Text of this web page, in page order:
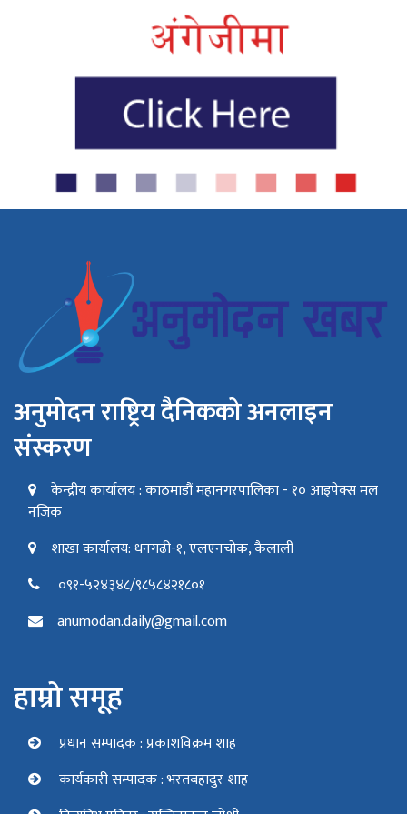
अनुमोदन राष्ट्रिय दैनिकको अनलाइन
संस्करण
केन्द्रीय कार्यालय : काठमाडौं महानगरपालिका - १० आइपेक्स मल
नजिक
शाखा कार्यालय: धनगढी-१, एलएनचोक, कैलाली
०९१-५२४३४८/९८५८४२१८०१
anumodan.daily@gmail.com
हाम्रो समूह
प्रधान सम्पादक : प्रकाशविक्रम शाह
कार्यकारी सम्पादक : भरतबहादुर शाह